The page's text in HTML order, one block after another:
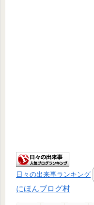
日々の出来事ランキング
にほんブログ村